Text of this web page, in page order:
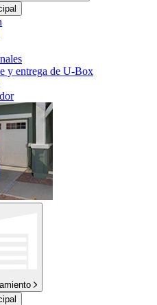
y entrega de U-Box